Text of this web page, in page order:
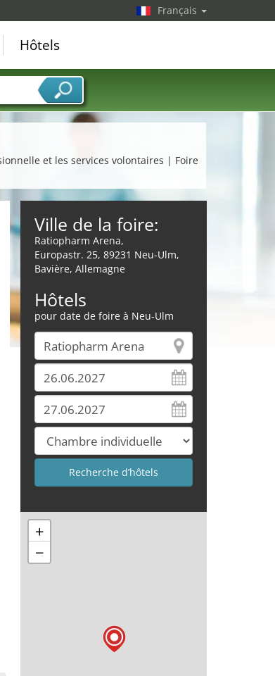
et les services volontaires | Foire
Ville de la foire:
Ratiopharm Arena,
Europastr. 25, 89231 Neu-Ulm,
Bavière, Allemagne
Hôtels
pour date de foire à Neu-Ulm
+
−
Français
Hôtels